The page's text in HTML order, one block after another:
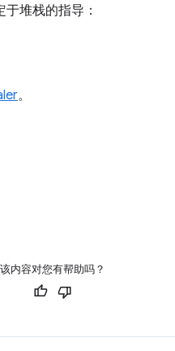
堆栈的指导：
。
该内容对您有帮助吗？